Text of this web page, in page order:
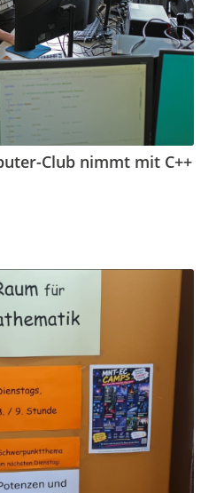
Club nimmt mit C++